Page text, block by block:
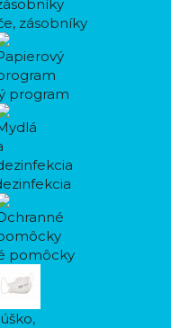
zásobníky
program
pomôcky